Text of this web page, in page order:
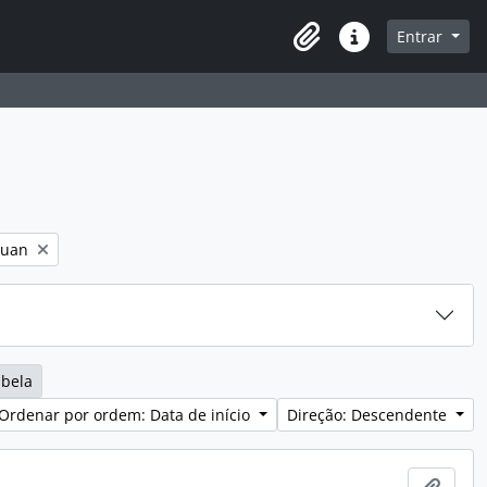
Área de transferência
Ligações rápidas
Entrar
por ordem: Data de início
Direção: Descendente